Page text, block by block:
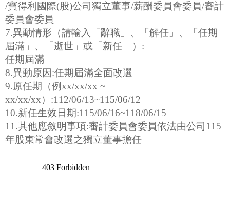
/寶得利國際(股)公司獨立董事/薪酬委員會委員/審計
委員會委員
7.異動情形（請輸入「辭職」、「解任」、「任期
屆滿」、「逝世」或「新任」）:
任期屆滿
8.異動原因:任期屆滿全面改選
9.原任期（例xx/xx/xx ~
xx/xx/xx）:112/06/13~115/06/12
10.新任生效日期:115/06/16~118/06/15
11.其他應敘明事項:審計委員會委員依法由公司115
年股東常會改選之獨立董事擔任